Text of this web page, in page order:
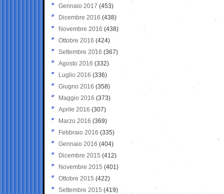
Gennaio 2017 (453)
Dicembre 2016 (438)
Novembre 2016 (438)
Ottobre 2016 (424)
Settembre 2016 (367)
Agosto 2016 (332)
Luglio 2016 (336)
Giugno 2016 (358)
Maggio 2016 (373)
Aprile 2016 (307)
Marzo 2016 (369)
Febbraio 2016 (335)
Gennaio 2016 (404)
Dicembre 2015 (412)
Novembre 2015 (401)
Ottobre 2015 (422)
Settembre 2015 (419)